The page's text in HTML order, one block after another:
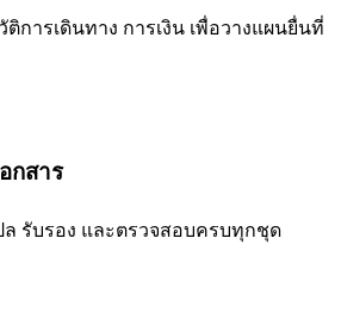
ติการเดินทาง การเงิน เพื่อวางแผนยื่นที่
กสาร
ล รับรอง และตรวจสอบครบทุกชุด